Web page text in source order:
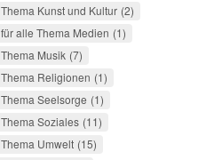
Thema Kunst und Kultur 2
für alle Thema Medien 1
Thema Musik 7
Thema Religionen 1
Thema Seelsorge 1
Thema Soziales 11
Thema Umwelt 15